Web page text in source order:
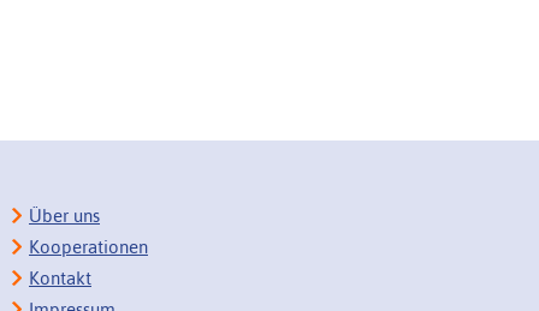
Über uns
Kooperationen
Kontakt